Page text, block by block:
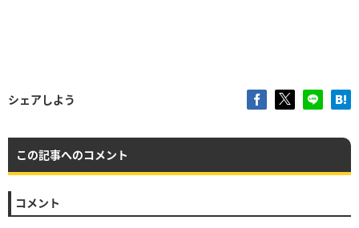
シェアしよう
この記事へのコメント
コメント